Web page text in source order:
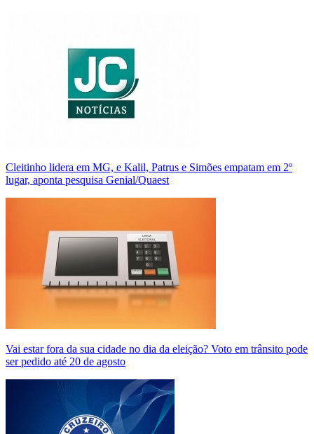
Cleitinho lidera em MG, e Kalil, Patrus e Simões empatam em 2º
lugar, aponta pesquisa Genial/Quaest
Vai estar fora da sua cidade no dia da eleição? Voto em trânsito pode
ser pedido até 20 de agosto